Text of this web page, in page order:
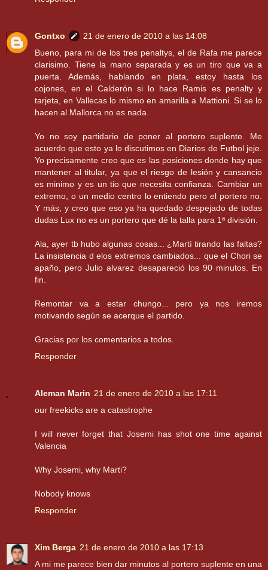
Gontxo
21 de enero de 2010 a las 14:08
Bueno, para mi de los tres penaltys, el de Rafa me parece
clarisimo. Tiene la mano separada y es un tiro que va a
puerta. Además, hablando en plata, estoy hasta los
cojones, en el Calderón si lo hace Ramis es penalty y
tarjeta, en Vallecas lo mismo en amarilla a Mattioni. Si se lo
hacen al Mallorca no es nada.
Yo no soy partidario de poner al portero suplente. Me
acuerdo que esto ya lo discutimos en Diarios de Futbol jeje.
Yo precisamente creo que es las posiciones donde hay que
mantener al titular, ya que el riesgo de lesión y cansancio
es minimo y es un tio que necesita confianza. Cambiar un
extremo, o un medio centro lo entiendo pero el portero no.
Y más, y creo que eso ya ha quedado despejado de todas
dudas Lux no es un portero que dé la talla para 1ª división.
Ala, ayer tb hubo algunas cosas... ¿Martí tirando las faltas?
La insistencia d elos extremos cambiados... que el Chori se
apaño, pero Julio alvarez desapareció los 90 minutos. En
fin.
Remontar va a estar chungo... pero ya nos iremos
motivando según se acerque el partido.
Gracias por los comentarios a todos.
Responder
Aleman Marin 21 de enero de 2010 a las 17:11
our freekicks are a catastrophe
I will never forget that Josemi has shot one time against
Valencia
Why Josemi, why Marti?
Nobody knows
Responder
Xim Berga 21 de enero de 2010 a las 17:13
A mi me parece bien dar minutos al portero suplente en una